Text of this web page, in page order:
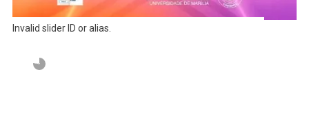
Invalid slider ID or alias.